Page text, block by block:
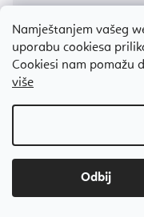
Namještanjem vašeg
uporabu cookiesa
Cookiesi nam pomažu
više
Odbij
Flexity tibetanska